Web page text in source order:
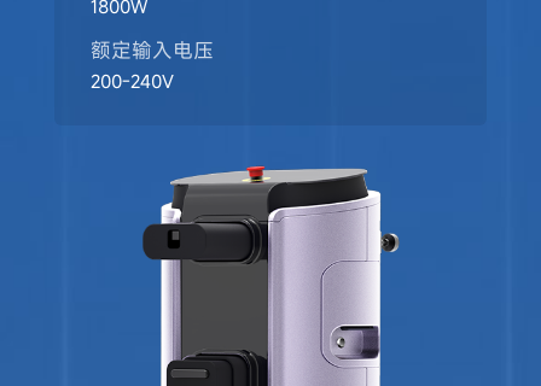
1800W
额定输入电压
200-240V